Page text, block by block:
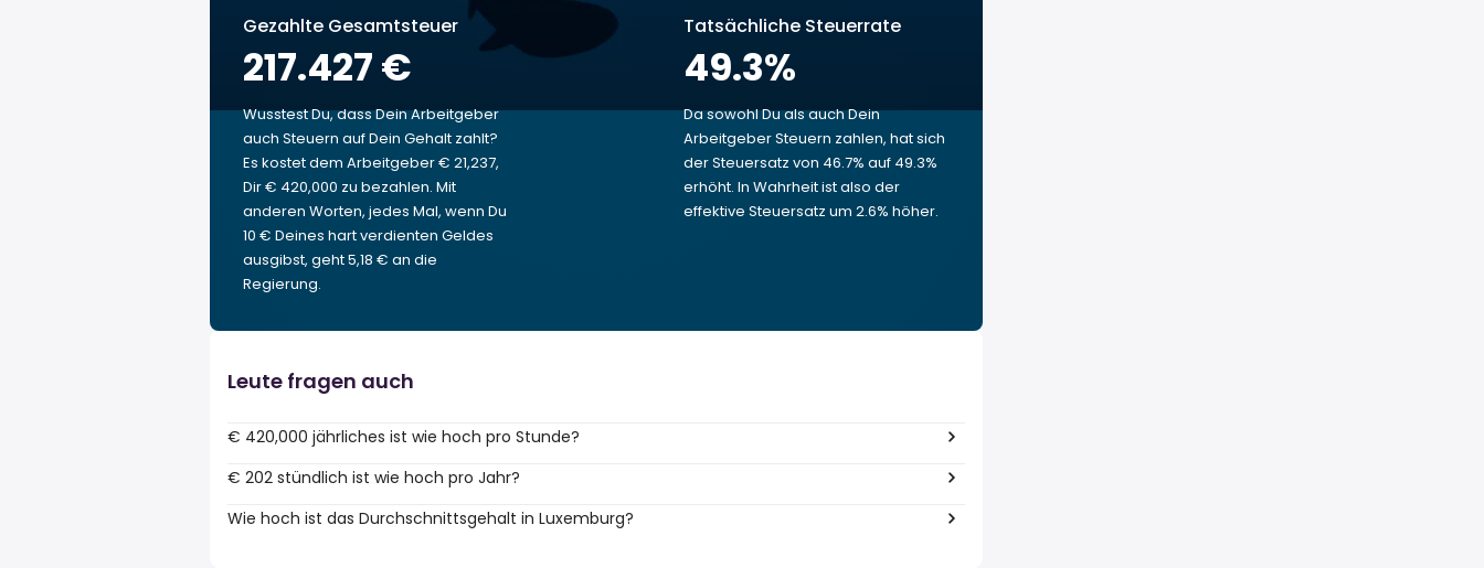
Gezahlte Gesamtsteuer
217.427 €
Wusstest Du, dass Dein Arbeitgeber
auch Steuern auf Dein Gehalt zahlt?
Es kostet dem Arbeitgeber € 21,237,
Dir € 420,000 zu bezahlen. Mit
anderen Worten, jedes Mal, wenn Du
10 € Deines hart verdienten Geldes
ausgibst, geht 5,18 € an die
Regierung.
Tatsächliche Steuerrate
49.3%
Da sowohl Du als auch Dein
Arbeitgeber Steuern zahlen, hat sich
der Steuersatz von 46.7% auf 49.3%
erhöht. In Wahrheit ist also der
effektive Steuersatz um 2.6% höher.
Leute fragen auch
€ 420,000 jährliches ist wie hoch pro Stunde?
€ 202 stündlich ist wie hoch pro Jahr?
Wie hoch ist das Durchschnittsgehalt in Luxemburg?